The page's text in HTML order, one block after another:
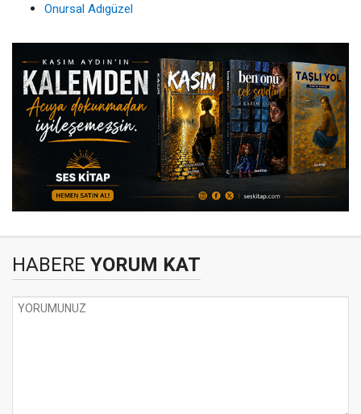
Onursal Adıgüzel
HABERE YORUM KAT